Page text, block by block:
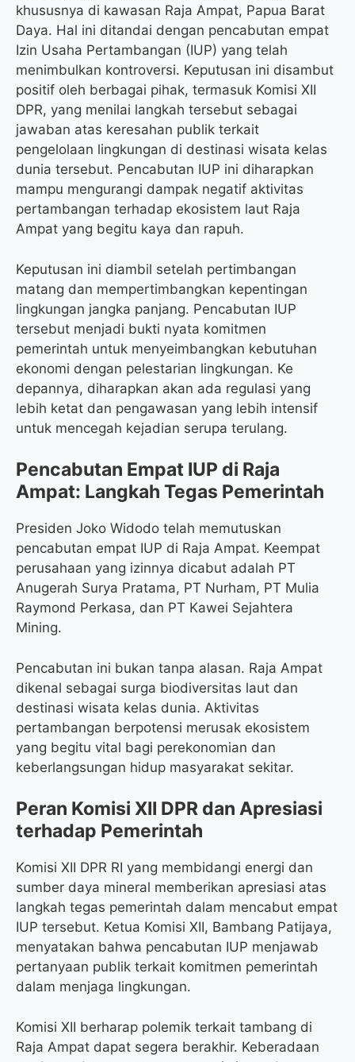
khususnya di kawasan Raja Ampat, Papua Barat
Daya. Hal ini ditandai dengan pencabutan empat
Izin Usaha Pertambangan (IUP) yang telah
menimbulkan kontroversi. Keputusan ini disambut
positif oleh berbagai pihak, termasuk Komisi XII
DPR, yang menilai langkah tersebut sebagai
jawaban atas keresahan publik terkait
pengelolaan lingkungan di destinasi wisata kelas
dunia tersebut. Pencabutan IUP ini diharapkan
mampu mengurangi dampak negatif aktivitas
pertambangan terhadap ekosistem laut Raja
Ampat yang begitu kaya dan rapuh.
Keputusan ini diambil setelah pertimbangan
matang dan mempertimbangkan kepentingan
lingkungan jangka panjang. Pencabutan IUP
tersebut menjadi bukti nyata komitmen
pemerintah untuk menyeimbangkan kebutuhan
ekonomi dengan pelestarian lingkungan. Ke
depannya, diharapkan akan ada regulasi yang
lebih ketat dan pengawasan yang lebih intensif
untuk mencegah kejadian serupa terulang.
Pencabutan Empat IUP di Raja
Ampat: Langkah Tegas Pemerintah
Presiden Joko Widodo telah memutuskan
pencabutan empat IUP di Raja Ampat. Keempat
perusahaan yang izinnya dicabut adalah PT
Anugerah Surya Pratama, PT Nurham, PT Mulia
Raymond Perkasa, dan PT Kawei Sejahtera
Mining.
Pencabutan ini bukan tanpa alasan. Raja Ampat
dikenal sebagai surga biodiversitas laut dan
destinasi wisata kelas dunia. Aktivitas
pertambangan berpotensi merusak ekosistem
yang begitu vital bagi perekonomian dan
keberlangsungan hidup masyarakat sekitar.
Peran Komisi XII DPR dan Apresiasi
terhadap Pemerintah
Komisi XII DPR RI yang membidangi energi dan
sumber daya mineral memberikan apresiasi atas
langkah tegas pemerintah dalam mencabut empat
IUP tersebut. Ketua Komisi XII, Bambang Patijaya,
menyatakan bahwa pencabutan IUP menjawab
pertanyaan publik terkait komitmen pemerintah
dalam menjaga lingkungan.
Komisi XII berharap polemik terkait tambang di
Raja Ampat dapat segera berakhir. Keberadaan